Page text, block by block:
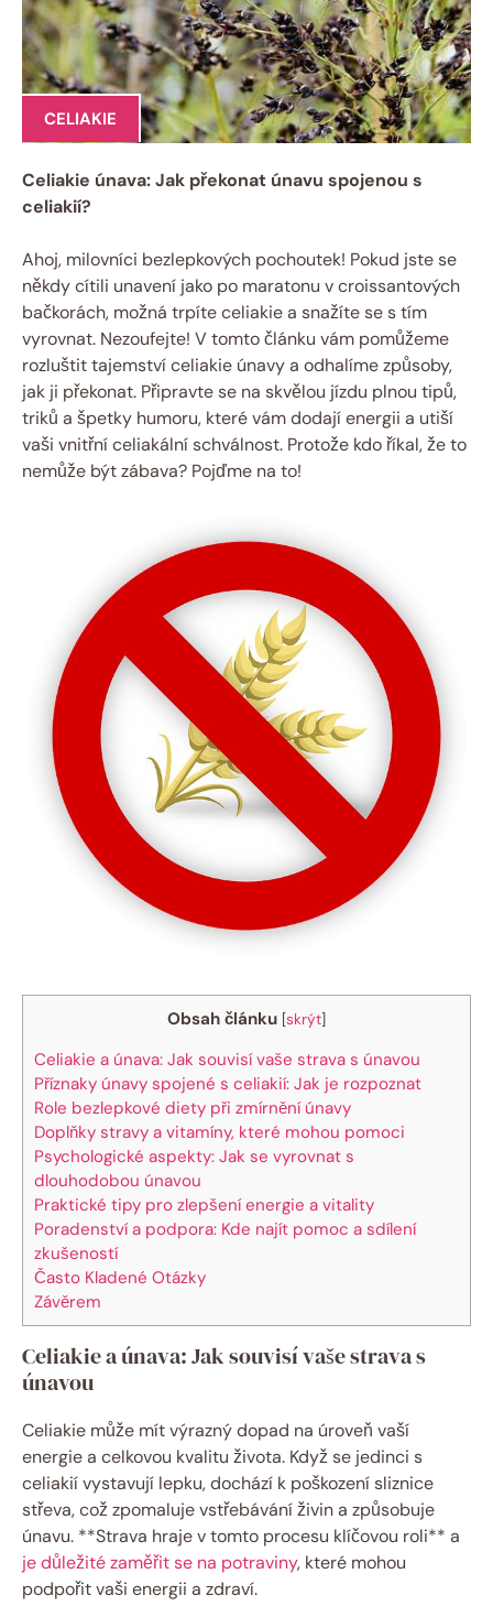
CELIAKIE
Celiakie únava: Jak překonat únavu spojenou s
celiakií?
Ahoj, milovníci bezlepkových pochoutek! Pokud jste se
někdy cítili unavení jako po maratonu v croissantových
bačkorách, možná trpíte celiakie a snažíte se s tím
vyrovnat. Nezoufejte! V tomto článku vám pomůžeme
rozluštit tajemství celiakie únavy a odhalíme způsoby,
jak ji překonat. Připravte se na skvělou jízdu plnou tipů,
triků a špetky humoru, které vám dodají energii a utiší
vaši vnitřní celiakální schválnost. Protože kdo říkal, že to
nemůže být zábava? Pojďme na to!
Obsah článku [skrýt]
Celiakie a únava: Jak souvisí vaše strava s únavou
Příznaky únavy spojené s celiakií: Jak je rozpoznat
Role bezlepkové diety při zmírnění únavy
Doplňky stravy a vitamíny, které mohou pomoci
Psychologické aspekty: Jak se vyrovnat s
dlouhodobou únavou
Praktické tipy pro zlepšení energie a vitality
Poradenství a podpora: Kde najít pomoc a sdílení
zkušeností
Často Kladené Otázky
Závěrem
Celiakie a únava: Jak souvisí vaše strava s
únavou
Celiakie může mít výrazný dopad na úroveň vaší
energie a celkovou kvalitu života. Když se jedinci s
celiakií vystavují lepku, dochází k poškození sliznice
střeva, což zpomaluje vstřebávání živin a způsobuje
únavu. **Strava hraje v tomto procesu klíčovou roli** a
je důležité zaměřit se na potraviny, které mohou
podpořit vaši energii a zdraví.